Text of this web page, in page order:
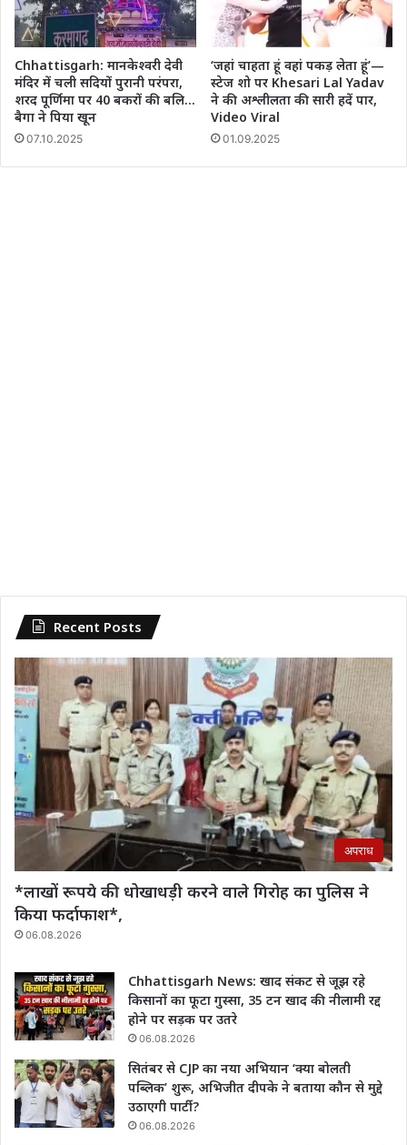
Chhattisgarh: मानकेश्वरी देवी
मंदिर में चली सदियों पुरानी परंपरा,
शरद पूर्णिमा पर 40 बकरों की बलि…
बैगा ने पिया खून
07.10.2025
‘जहां चाहता हूं वहां पकड़ लेता हूं’—
स्टेज शो पर Khesari Lal Yadav
ने की अश्लीलता की सारी हदें पार,
Video Viral
01.09.2025
Recent Posts
अपराध
*लाखों रूपये की धोखाधड़ी करने वाले गिरोह का पुलिस ने
किया फर्दाफाश*,
06.08.2026
Chhattisgarh News: खाद संकट से जूझ रहे
किसानों का फूटा गुस्सा, 35 टन खाद की नीलामी रद्द
होने पर सड़क पर उतरे
06.08.2026
सितंबर से CJP का नया अभियान ‘क्या बोलती
पब्लिक’ शुरू, अभिजीत दीपके ने बताया कौन से मुद्दे
उठाएगी पार्टी?
06.08.2026